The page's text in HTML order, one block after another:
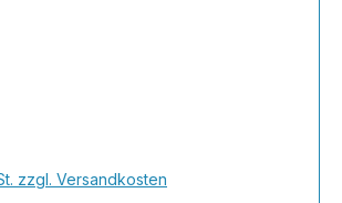
sind möglich.Von edlen
knallig-bunt ist alles möglich!
farbige Bodenbeschichtung
zzgl. Versandkosten